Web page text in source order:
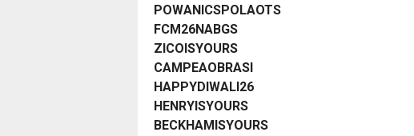
POWANICSPOLAOTS
FCM26NABGS
ZICOISYOURS
CAMPEAOBRASI
HAPPYDIWALI26
HENRYISYOURS
BECKHAMISYOURS